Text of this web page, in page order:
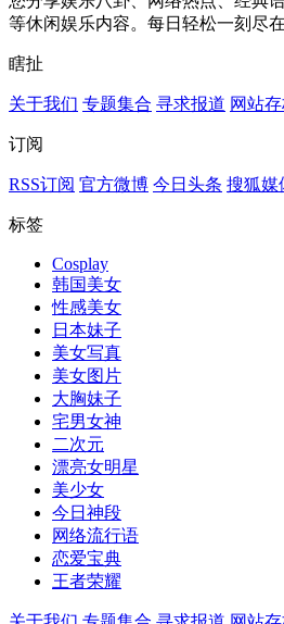
等休闲娱乐内容。每日轻松一刻尽在
瞎扯
关于我们 专题集合 寻求报道 网站
订阅
RSS订阅 官方微博 今日头条 搜狐媒
标签
Cosplay
韩国美女
性感美女
日本妹子
美女写真
美女图片
大胸妹子
宅男女神
二次元
漂亮女明星
美少女
今日神段
网络流行语
恋爱宝典
王者荣耀